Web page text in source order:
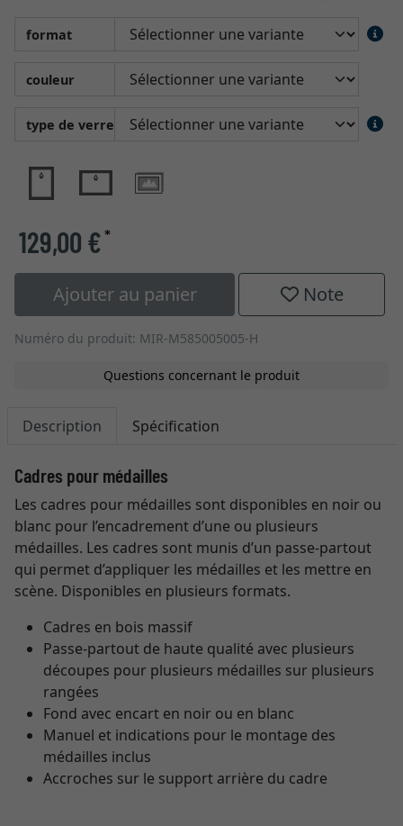
format
couleur
type de verre
129,00 €*
Ajouter au panier Note
Numéro du produit: MIR-M585005005-H
Questions concernant le produit
Description Spécification
Cadres pour médailles
Les cadres pour médailles sont disponibles en noir ou
blanc pour l’encadrement d’une ou plusieurs
médailles. Les cadres sont munis d’un passe-partout
qui permet d’appliquer les médailles et les mettre en
scène. Disponibles en plusieurs formats.
Cadres en bois massif
Passe-partout de haute qualité avec plusieurs
découpes pour plusieurs médailles sur plusieurs
rangées
Fond avec encart en noir ou en blanc
Manuel et indications pour le montage des
médailles inclus
Accroches sur le support arrière du cadre